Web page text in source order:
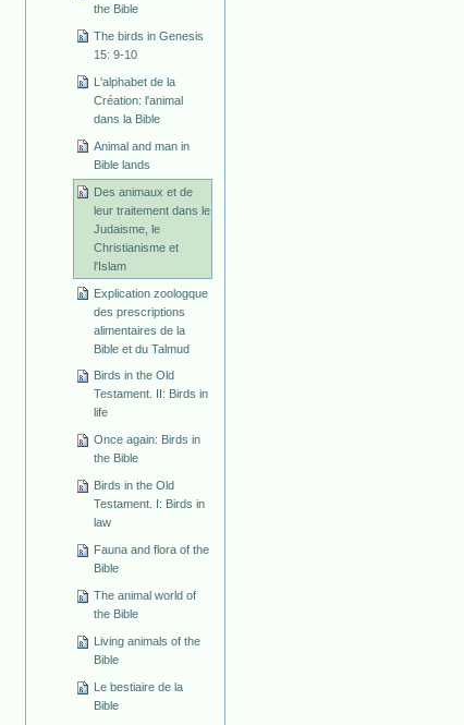
the Bible
The birds in Genesis
15: 9-10
L'alphabet de la
Création: l'animal
dans la Bible
Animal and man in
Bible lands
Des animaux et de
leur traitement dans le
Judaisme, le
Christianisme et
l'Islam
Explication zoologque
des prescriptions
alimentaires de la
Bible et du Talmud
Birds in the Old
Testament. II: Birds in
life
Once again: Birds in
the Bible
Birds in the Old
Testament. I: Birds in
law
Fauna and flora of the
Bible
The animal world of
the Bible
Living animals of the
Bible
Le bestiaire de la
Bible